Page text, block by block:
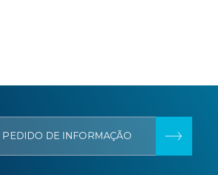
PEDIDO DE INFORMAÇÃO